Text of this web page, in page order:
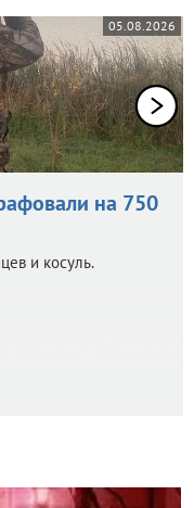
05.08.2026
на 750
и косуль.